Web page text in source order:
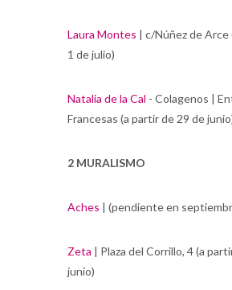
Laura Montes | c/Núñez de Arce
1 de julio)
Natalia de la Cal - Colagenos |
Francesas (a partir de 29 de
2 MURALISMO
Aches | (pendiente en
Zeta | Plaza del Corrillo, 4 (a
junio)